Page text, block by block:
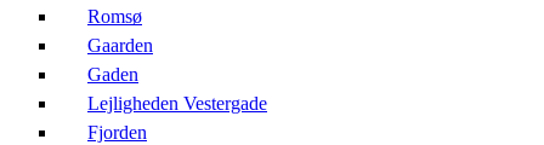
Romsø
Gaarden
Gaden
Lejligheden Vestergade
Fjorden